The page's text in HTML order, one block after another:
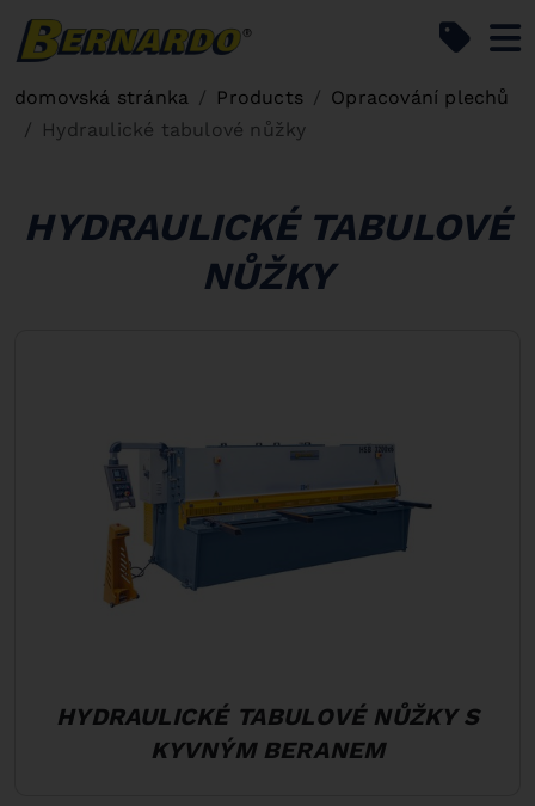
domovská stránka Products
Opracování plechů
Hydraulické tabulové nůžky
HYDRAULICKÉ TABULOVÉ
NŮŽKY
HYDRAULICKÉ TABULOVÉ NŮŽKY S
KYVNÝM BERANEM